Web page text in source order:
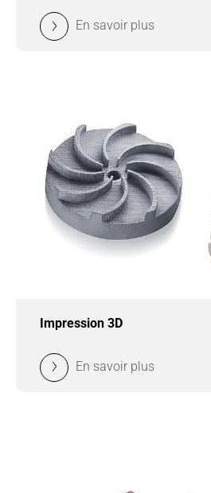
En savoir plus
Impression 3D
En savoir plus